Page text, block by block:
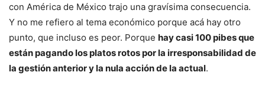
con América de México trajo una gravísima consecuencia.
Y no me refiero al tema económico porque acá hay otro
punto, que incluso es peor. Porque hay casi 100 pibes que
están pagando los platos rotospor la irresponsabilidad de
la gestión anterior y la nula acción de la actual.